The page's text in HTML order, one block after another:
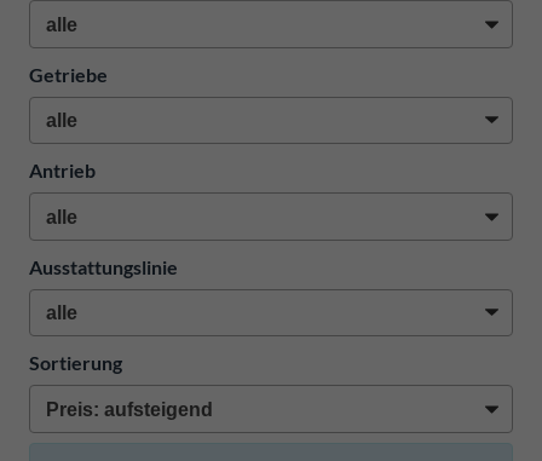
Getriebe
Antrieb
Ausstattungslinie
Sortierung